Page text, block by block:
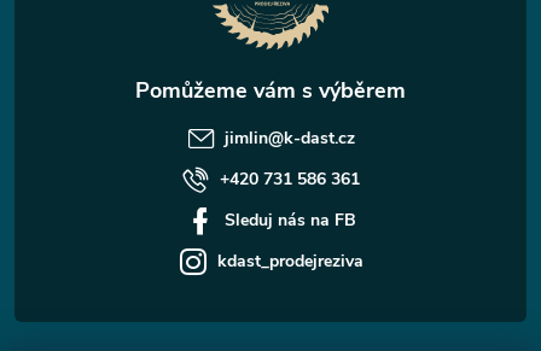
jimlin@k-dast.cz
+420 731 586 361
Sleduj nás na FB
kdast_prodejreziva